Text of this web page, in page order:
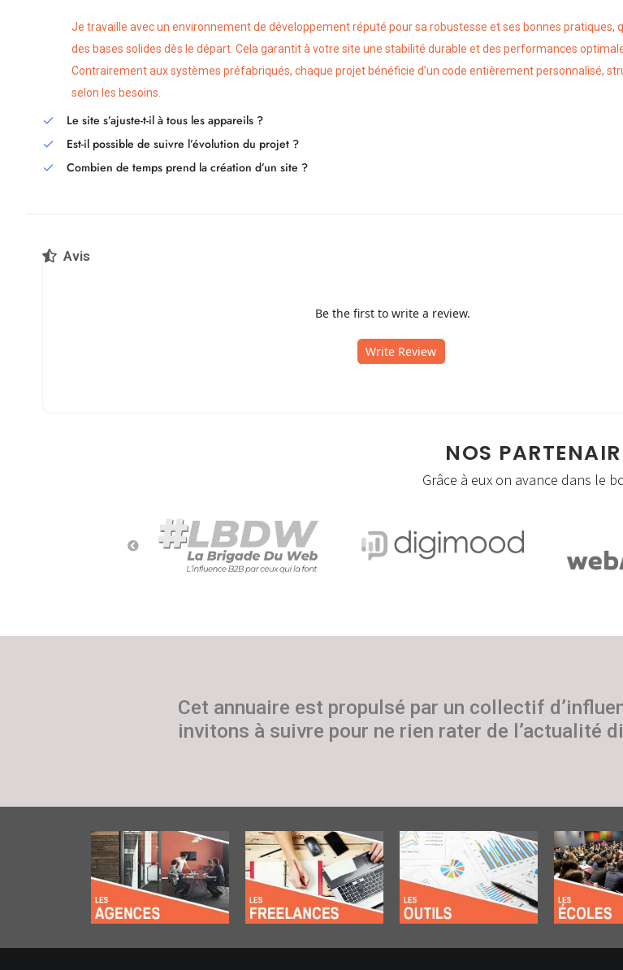
Je travaille avec un environnement de développement réputé pour sa robustesse et ses bonnes pratiques,
des bases solides dès le départ. Cela garantit à votre site une stabilité durable et des performances
Contrairement aux systèmes préfabriqués, chaque projet bénéficie d’un code entièrement personnalisé,
selon les besoins.
Le site s’ajuste-t-il à tous les appareils ?
Est-il possible de suivre l’évolution du projet ?
Combien de temps prend la création d’un site ?
Avis
Be the first to write a review.
Write Review
NOS
Grâce à eux on avance dans le
Cet annuaire est propulsé par un collectif
invitons à suivre pour ne rien rater de l’actualité